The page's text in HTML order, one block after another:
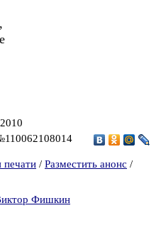
печати / Разместить анонс /
Фишкин